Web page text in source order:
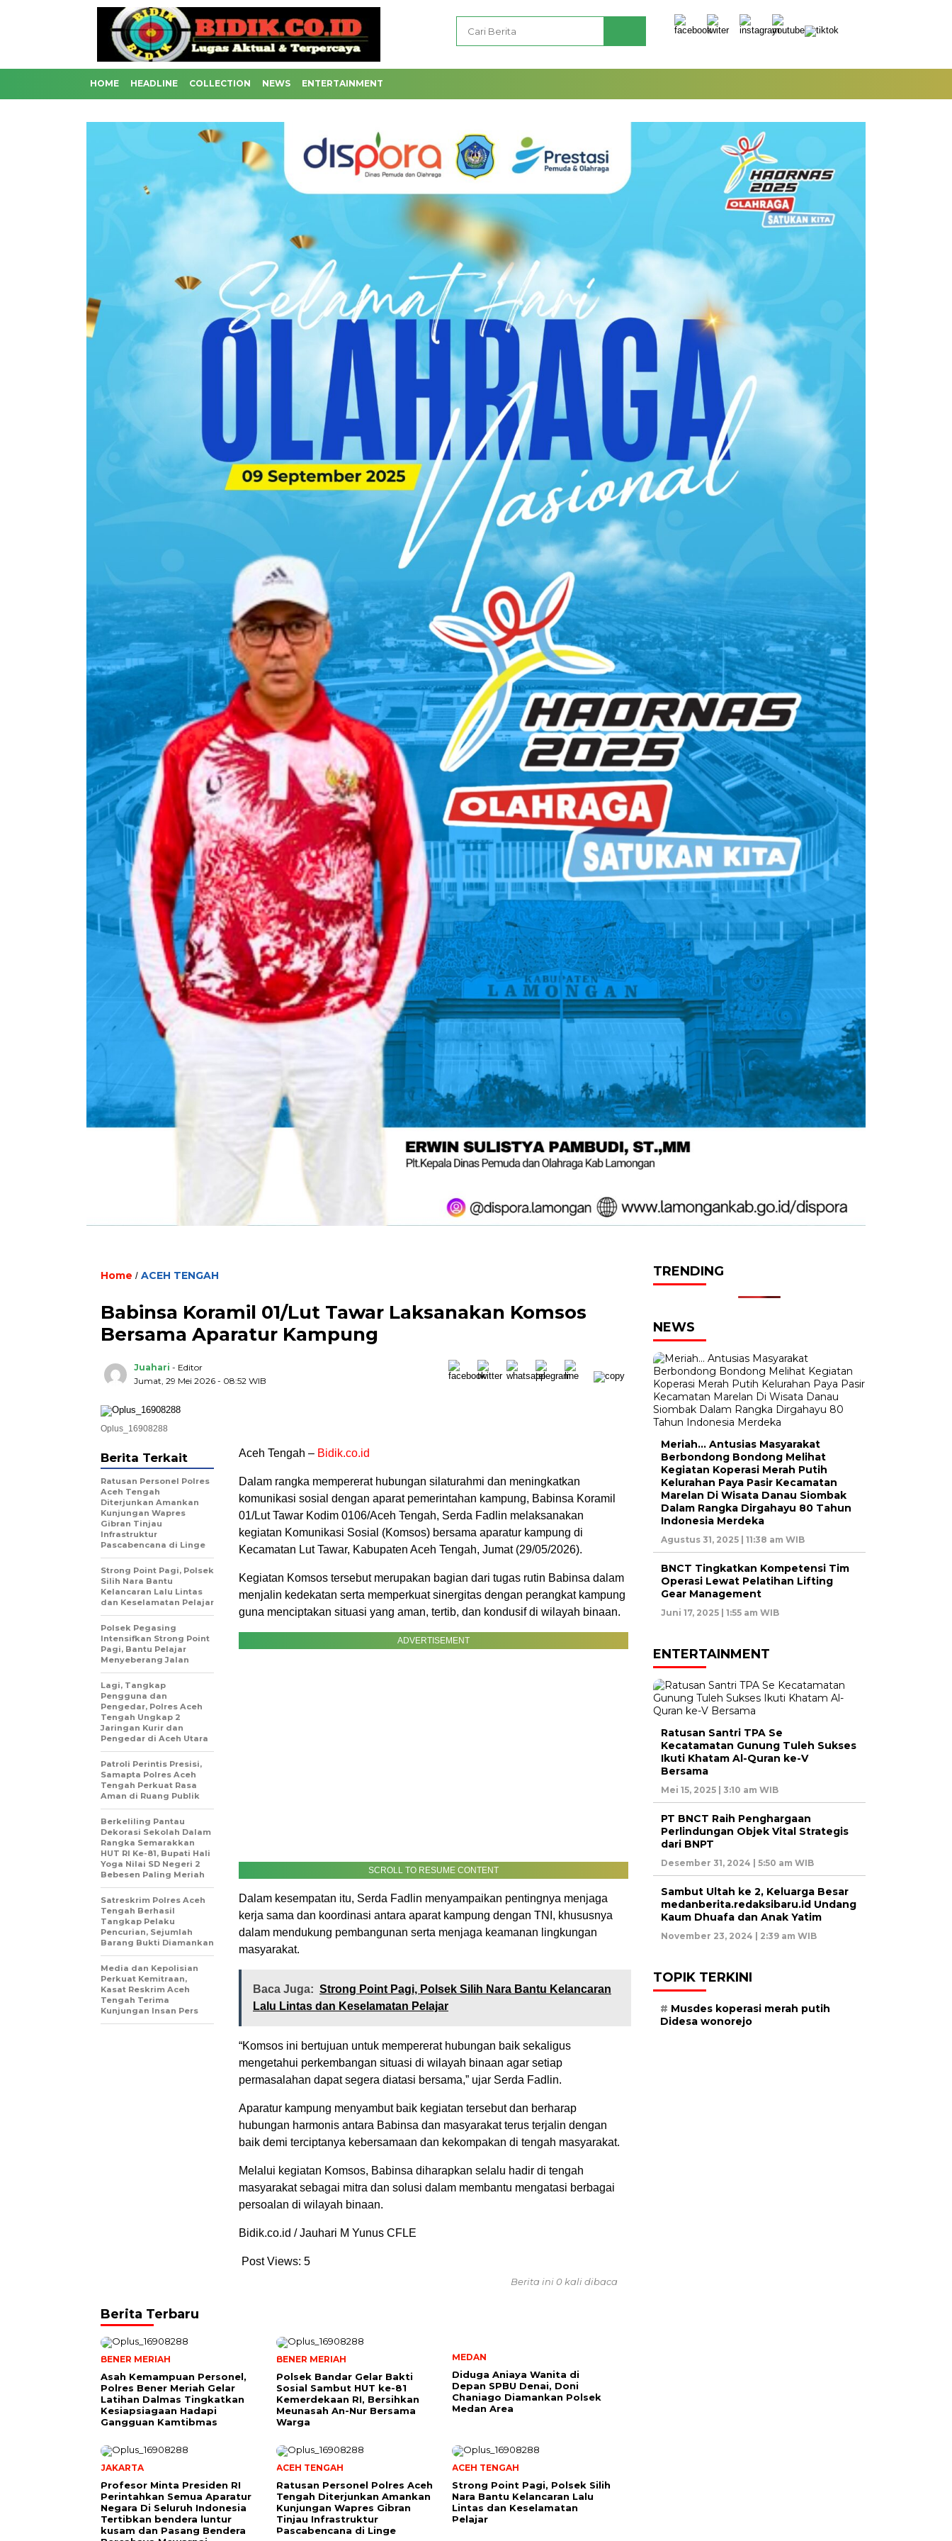
HOME HEADLINE COLLECTION NEWS ENTERTAINMENT
Home / ACEH TENGAH
Babinsa Koramil 01/Lut Tawar Laksanakan Komsos
Bersama Aparatur Kampung
Juahari - Editor
Jumat, 29 Mei 2026 - 08:52 WIB
Oplus_16908288
Aceh Tengah – Bidik.co.id
Dalam rangka mempererat hubungan silaturahmi dan meningkatkan
komunikasi sosial dengan aparat pemerintahan kampung, Babinsa Koramil
01/Lut Tawar Kodim 0106/Aceh Tengah, Serda Fadlin melaksanakan
kegiatan Komunikasi Sosial (Komsos) bersama aparatur kampung di
Kecamatan Lut Tawar, Kabupaten Aceh Tengah, Jumat (29/05/2026).
Kegiatan Komsos tersebut merupakan bagian dari tugas rutin Babinsa dalam
menjalin kedekatan serta memperkuat sinergitas dengan perangkat kampung
guna menciptakan situasi yang aman, tertib, dan kondusif di wilayah binaan.
ADVERTISEMENT
SCROLL TO RESUME CONTENT
Dalam kesempatan itu, Serda Fadlin menyampaikan pentingnya menjaga
kerja sama dan koordinasi antara aparat kampung dengan TNI, khususnya
dalam mendukung pembangunan serta menjaga keamanan lingkungan
masyarakat.
Baca Juga: Strong Point Pagi, Polsek Silih Nara Bantu Kelancaran
Lalu Lintas dan Keselamatan Pelajar
“Komsos ini bertujuan untuk mempererat hubungan baik sekaligus
mengetahui perkembangan situasi di wilayah binaan agar setiap
permasalahan dapat segera diatasi bersama,” ujar Serda Fadlin.
Aparatur kampung menyambut baik kegiatan tersebut dan berharap
hubungan harmonis antara Babinsa dan masyarakat terus terjalin dengan
baik demi terciptanya kebersamaan dan kekompakan di tengah masyarakat.
Melalui kegiatan Komsos, Babinsa diharapkan selalu hadir di tengah
masyarakat sebagai mitra dan solusi dalam membantu mengatasi berbagai
persoalan di wilayah binaan.
Bidik.co.id / Jauhari M Yunus CFLE
Post Views: 5
Berita Terkait
Ratusan Personel Polres
Aceh Tengah
Diterjunkan Amankan
Kunjungan Wapres
Gibran Tinjau
Infrastruktur
Pascabencana di Linge
Strong Point Pagi, Polsek
Silih Nara Bantu
Kelancaran Lalu Lintas
dan Keselamatan Pelajar
Polsek Pegasing
Intensifkan Strong Point
Pagi, Bantu Pelajar
Menyeberang Jalan
Lagi, Tangkap
Pengguna dan
Pengedar, Polres Aceh
Tengah Ungkap 2
Jaringan Kurir dan
Pengedar di Aceh Utara
Patroli Perintis Presisi,
Samapta Polres Aceh
Tengah Perkuat Rasa
Aman di Ruang Publik
Berkeliling Pantau
Dekorasi Sekolah Dalam
Rangka Semarakkan
HUT RI Ke-81, Bupati Hali
Yoga Nilai SD Negeri 2
Bebesen Paling Meriah
Satreskrim Polres Aceh
Tengah Berhasil
Tangkap Pelaku
Pencurian, Sejumlah
Barang Bukti Diamankan
Media dan Kepolisian
Perkuat Kemitraan,
Kasat Reskrim Aceh
Tengah Terima
Kunjungan Insan Pers
Berita ini 0 kali dibaca
Berita Terbaru
BENER MERIAH
Asah Kemampuan Personel,
Polres Bener Meriah Gelar
Latihan Dalmas Tingkatkan
Kesiapsiagaan Hadapi
Gangguan Kamtibmas
BENER MERIAH
Polsek Bandar Gelar Bakti
Sosial Sambut HUT ke-81
Kemerdekaan RI, Bersihkan
Meunasah An-Nur Bersama
Warga
MEDAN
Diduga Aniaya Wanita di
Depan SPBU Denai, Doni
Chaniago Diamankan Polsek
Medan Area
JAKARTA
Profesor Minta Presiden RI
Perintahkan Semua Aparatur
Negara Di Seluruh Indonesia
Tertibkan bendera luntur
kusam dan Pasang Bendera
ACEH TENGAH
Ratusan Personel Polres Aceh
Tengah Diterjunkan Amankan
Kunjungan Wapres Gibran
Tinjau Infrastruktur
Pascabencana di Linge
ACEH TENGAH
Strong Point Pagi, Polsek Silih
Nara Bantu Kelancaran Lalu
Lintas dan Keselamatan
Pelajar
TRENDING
NEWS
Meriah… Antusias Masyarakat
Berbondong Bondong Melihat
Kegiatan Koperasi Merah Putih
Kelurahan Paya Pasir Kecamatan
Marelan Di Wisata Danau Siombak
Dalam Rangka Dirgahayu 80 Tahun
Indonesia Merdeka
Agustus 31, 2025 | 11:38 am WIB
BNCT Tingkatkan Kompetensi Tim
Operasi Lewat Pelatihan Lifting
Gear Management
Juni 17, 2025 | 1:55 am WIB
ENTERTAINMENT
Ratusan Santri TPA Se
Kecatamatan Gunung Tuleh Sukses
Ikuti Khatam Al-Quran ke-V
Bersama
Mei 15, 2025 | 3:10 am WIB
PT BNCT Raih Penghargaan
Perlindungan Objek Vital Strategis
dari BNPT
Desember 31, 2024 | 5:50 am WIB
Sambut Ultah ke 2, Keluarga Besar
medanberita.redaksibaru.id Undang
Kaum Dhuafa dan Anak Yatim
November 23, 2024 | 2:39 am WIB
TOPIK TERKINI
Musdes koperasi merah putih
Didesa wonorejo